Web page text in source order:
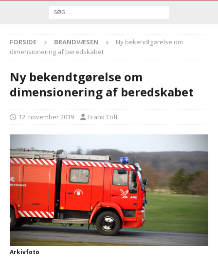
FORSIDE BRANDVÆSEN
Ny bekendtgørelse om
dimensionering af beredskabet
Ny bekendtgørelse om
dimensionering af beredskabet
12. november 2019 Frank Toft
Arkivfoto